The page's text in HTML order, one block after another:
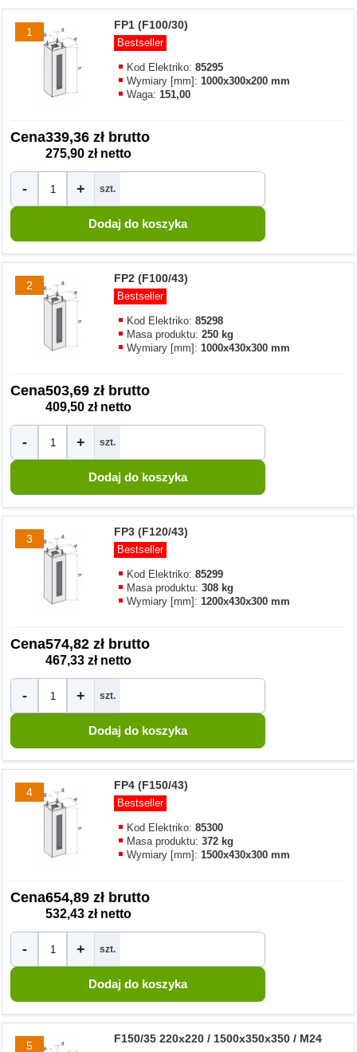
1
FP1 (F100/30)
Bestseller
Kod Elektriko:85295
Wymiary [mm]:1000x300x200 mm
Waga:151,00
Cena339,36 zł brutto
275,90 zł netto
- + szt.
2
FP2 (F100/43)
Bestseller
Kod Elektriko:85298
Masa produktu:250 kg
Wymiary [mm]:1000x430x300 mm
Cena503,69 zł brutto
409,50 zł netto
- + szt.
3
FP3 (F120/43)
Bestseller
Kod Elektriko:85299
Masa produktu:308 kg
Wymiary [mm]:1200x430x300 mm
Cena574,82 zł brutto
467,33 zł netto
- + szt.
4
FP4 (F150/43)
Bestseller
Kod Elektriko:85300
Masa produktu:372 kg
Wymiary [mm]:1500x430x300 mm
Cena654,89 zł brutto
532,43 zł netto
- + szt.
5
F150/35 220x220 / 1500x350x350 / M24